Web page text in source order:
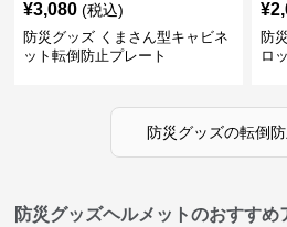
¥3,080 (税込)
防災グッズ くまさん型キャビネ
ット転倒防止プレート
¥
防
ロ
防災グッズの転倒
防災グッズヘルメットのおすすめ